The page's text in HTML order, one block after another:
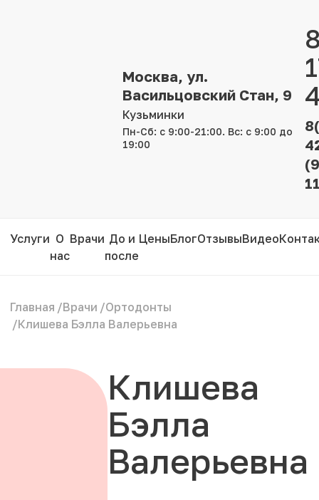
Москва, ул.
Васильцовский Стан, 9
Кузьминки
Пн-Сб: с 9:00-21:00. Вс: с 9:00 до
19:00
Услуги О
нас
Врачи До и
после
ЦеныБлогОтзывыВидео
Главная /Врачи /Ортодонты
/Клишева Бэлла Валерьевна
Клишева
Бэлла
Валерьевна